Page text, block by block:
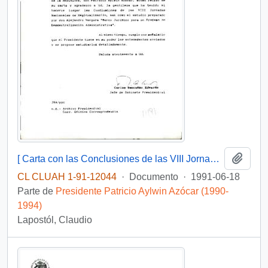
[ Carta con las Conclusiones de las VIII Jornadas Nacionales de Regionalización, y el informe "Marco Jurídico para un Proceso de Descentralización Administrativa"]
CL CLUAH 1-91-12044 · Documento · 1991-06-18
Parte de Presidente Patricio Aylwin Azócar (1990-
1994)
Lapostól, Claudio